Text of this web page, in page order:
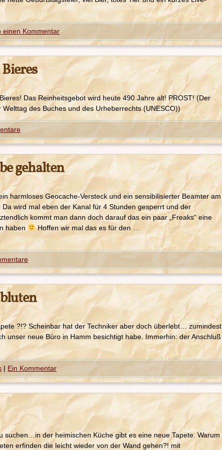
einen Kommentar
Das Reinheitsgebot wird heute 490 Jahre alt! PROST! (Der
des Buches und des Urheberrechts (UNESCO))
gehalten
harmloses Geocache-Versteck und ein sensibilisierter Beamter am
wird mal eben der Kanal für 4 Stunden gesperrt und der
kommt man dann doch darauf das ein paar „Freaks“ eine
haben
Hoffen wir mal das es für den …
?!? Scheinbar hat der Techniker aber doch überlebt… zumindest
unser neue Büro in Hamm besichtigt habe. Immerhin: der Anschluß
| Ein Kommentar
suchen…in der heimischen Küche gibt es eine neue Tapete. Warum
erfinden die leicht wieder von der Wand gehen?! mit